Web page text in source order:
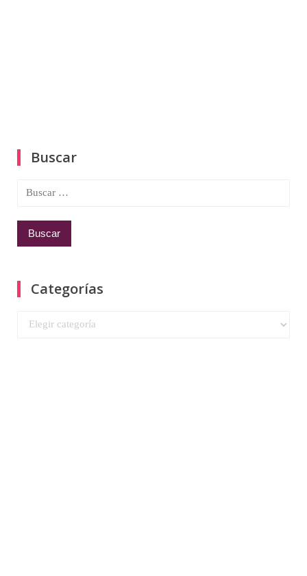
Buscar
Buscar:
Categorías
Categorías